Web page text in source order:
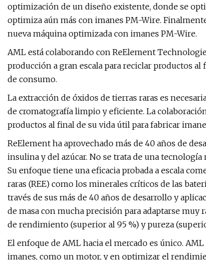
optimización de un diseño existente, donde se
optimiza aún más con imanes PM-Wire.
nueva máquina optimizada con imanes PM-Wire.
AML está colaborando con ReElement
producción a gran escala para reciclar productos
de consumo.
La extracción de óxidos de tierras raras es
de cromatografía limpio y eficiente. La
productos al final de su vida útil para fabricar
ReElement ha aprovechado más de 40 años de
insulina y del azúcar. No se trata de una
Su enfoque tiene una eficacia probada a escala
raras (REE) como los minerales críticos de las
través de sus más de 40 años de desarrollo y
de masa con mucha precisión para adaptarse
de rendimiento (superior al 95 %) y pureza
El enfoque de AML hacia el mercado es único.
imanes, como un motor, y en optimizar el